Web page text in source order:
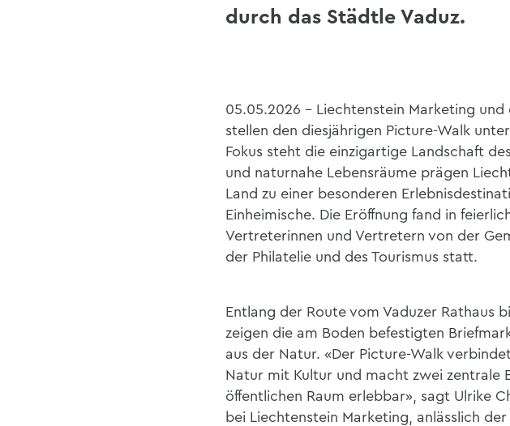
durch das Städtle Vaduz.
05.05.2026 - Liechtenstein Marketing und
stellen den diesjährigen Picture-Walk
Fokus steht die einzigartige Landschaft
und naturnahe Lebensräume prägen
Land zu einer besonderen
Einheimische. Die Eröffnung fand in
Vertreterinnen und Vertretern von der
der Philatelie und des Tourismus statt.
Entlang der Route vom Vaduzer Rathaus
zeigen die am Boden befestigten
aus der Natur. «Der Picture-Walk
Natur mit Kultur und macht zwei zentrale
öffentlichen Raum erlebbar», sagt Ulrike
bei Liechtenstein Marketing, anlässlich der